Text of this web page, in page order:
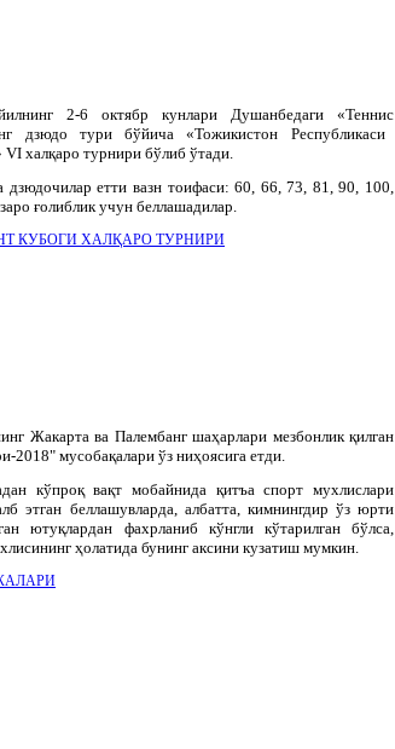
2-6октябр кунлари Душанбедаги «Теннис
дзюдо тури бўйича «Тожикистон
Республикаси
VI халқаро турнири бўлиб ўтади
дзюдочилар етти вазн тоифаси: 60, 66, 73, 81, 90, 100,
ғолиблик учун беллашадилар.
КУБОГИ ХАЛҚАРО ТУРНИРИ
Жакарта ва Палембанг шаҳарлари мезбонлик қилган
2018" мусобақалари ўз ниҳоясига етди.
кўпроқ вақт мобайнида қитъа спорт мухлислари
этган беллашувларда, албатта, кимнингдир ўз юрти
ютуқлардан фахрланиб кўнгли кўтарилган бўлса,
ҳолатида бунинг аксини кузатиш мумкин.